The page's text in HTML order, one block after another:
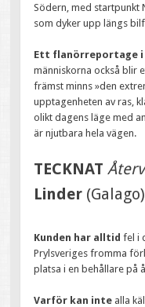
Södern, med startpunkt
som dyker upp längs
Ett flanörreportage i
människorna också blir
främst minns »den
upptagenheten av ras,
olikt dagens läge med
är njutbara hela vägen.
TECKNAT
Linder
Kunden har alltid fel i
Prylsveriges fromma
platsa i en behållare på
Varför kan inte alla